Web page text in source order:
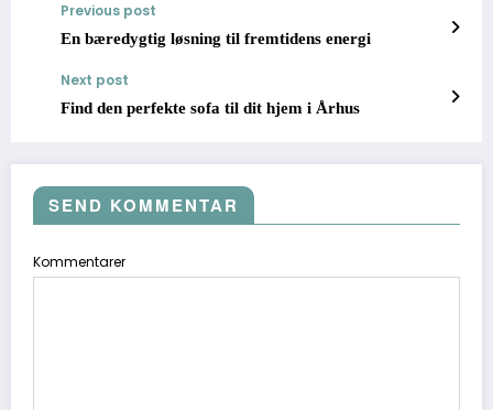
Previous post
En bæredygtig løsning til fremtidens energi
Next post
Find den perfekte sofa til dit hjem i Århus
SEND KOMMENTAR
Kommentarer